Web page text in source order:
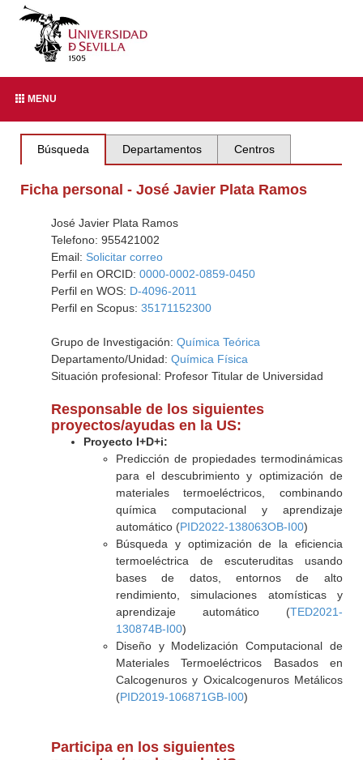
MENU
Búsqueda Departamentos Centros
Ficha personal - José Javier Plata Ramos
José Javier Plata Ramos
Telefono: 955421002
Email: Solicitar correo
Perfil en ORCID: 0000-0002-0859-0450
Perfil en WOS: D-4096-2011
Perfil en Scopus: 35171152300
Grupo de Investigación: Química Teórica
Departamento/Unidad: Química Física
Situación profesional: Profesor Titular de Universidad
Responsable de los siguientes
proyectos/ayudas en la US:
Proyecto I+D+i:
Predicción de propiedades termodinámicas
para el descubrimiento y optimización de
materiales termoeléctricos, combinando
química computacional y aprendizaje
automático (PID2022-138063OB-I00)
Búsqueda y optimización de la eficiencia
termoeléctrica de escuteruditas usando
bases de datos, entornos de alto
rendimiento, simulaciones atomísticas y
aprendizaje automático (TED2021-
130874B-I00)
Diseño y Modelización Computacional de
Materiales Termoeléctricos Basados en
Calcogenuros y Oxicalcogenuros Metálicos
(PID2019-106871GB-I00)
Participa en los siguientes